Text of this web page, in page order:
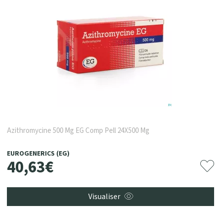
Azithromycine 500 Mg EG Comp Pell 24X500 Mg
EUROGENERICS (EG)
40,63€
Visualiser